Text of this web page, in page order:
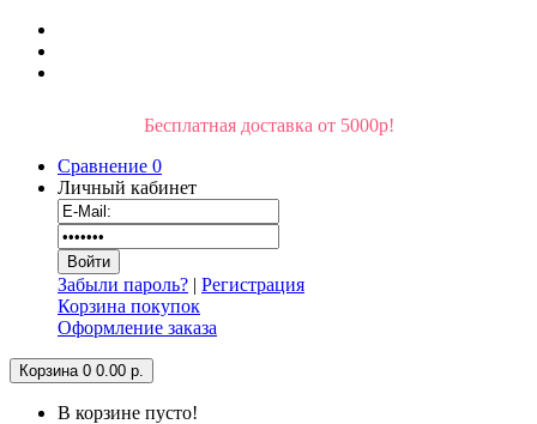
Бесплатная доставка от 5000р!
Сравнение 0
Личный кабинет
Забыли пароль? | Регистрация
Корзина покупок
Оформление заказа
Корзина 0 0.00 р.
В корзине пусто!